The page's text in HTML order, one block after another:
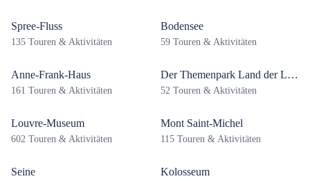
Spree-Fluss
135 Touren & Aktivitäten
Bodensee
59 Touren & Aktivitäten
Anne-Frank-Haus
161 Touren & Aktivitäten
Der Themenpark Land der Legenden
52 Touren & Aktivitäten
Louvre-Museum
602 Touren & Aktivitäten
Mont Saint-Michel
115 Touren & Aktivitäten
Seine Kolosseum